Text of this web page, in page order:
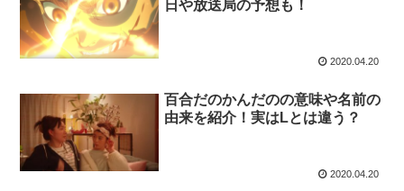
日や放送局の予想も！
2020.04.20
百合だのかんだのの意味や名前の
由来を紹介！実はLとは違う？
2020.04.20